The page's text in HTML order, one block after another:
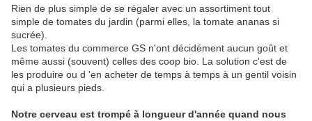
Rien de plus simple de se régaler avec un assortiment tout
simple de tomates du jardin (parmi elles, la tomate ananas si
sucrée).
Les tomates du commerce GS n'ont décidément aucun goût et
même aussi (souvent) celles des coop bio. La solution c'est de
les produire ou d 'en acheter de temps à temps à un gentil voisin
qui a plusieurs pieds.
Notre cerveau est trompé à longueur d'année quand nous